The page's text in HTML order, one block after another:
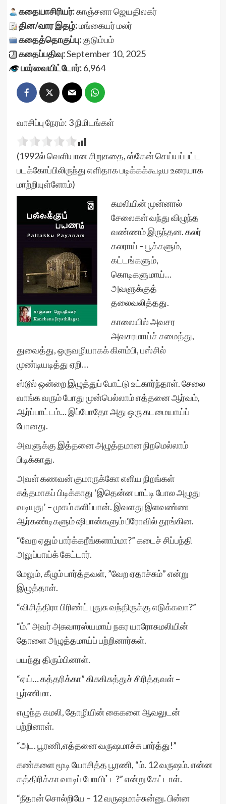
கதையாசிரியர்:காஞ்சனா ஜெயதிலகர்
தின/வார இதழ்:மங்கையர் மலர்
கதைத்தொகுப்பு:குடும்பம்
கதைப்பதிவு:September 10, 2025
பார்வையிட்டோர்:6,964
வாசிப்பு நேரம்: 3நிமிடங்கள்
(1992ல் வெளியான சிறுகதை, ஸ்கேன் செய்யப்பட்ட
படக்கோப்பிலிருந்து எளிதாக படிக்கக்கூடிய உரையாக
மாற்றியுள்ளோம்)
கமலியின் முன்னால்
சேலைகள் வந்து விழுந்த
வண்ணம் இருந்தன. கலர்
கலராய் – பூக்களும்,
கட்டங்களும்,
கொடிகளுமாய்…
அவளுக்குத்
தலைவலித்தது.
காலையில் அவசர
அவசரமாய்ச் சமைத்து,
துவைத்து, ஒருவழியாகக் கிளம்பி, பஸ்சில்
முண்டியடித்து ஏறி…
ஸ்டூல் ஒன்றை இழுத்துப் போட்டு உட்கார்ந்தாள். சேலை
வாங்க வரும் போது முன்பெல்லாம் எத்தனை ஆர்வம்,
ஆர்ப்பாட்டம்… இப்போதோ அது ஒரு கடமையாய்ப்
போனது.
அவளுக்கு இத்தனை அழுத்தமான நிறமெல்லாம்
பிடிக்காது.
அவள் கணவன் குமாருக்கோ எளிய நிறங்கள்
சுத்தமாகப் பிடிக்காது ‘இதென்ன பாட்டி போல அழுது
வடியுது’ – முகம் சுளிப்பான். இவளது இளவண்ண
ஆர்கண்டிகளும் ஷிபான்களும் பீரோவில் தூங்கின.
“வேற ஏதும் பார்க்கறீங்களாம்மா?” கடைச் சிப்பந்தி
அலுப்பாய்க் கேட்டார்.
மேலும், கீழும் பார்த்தவள், ”வேற ஏதாச்சும்” என்று
இழுத்தாள்.
“விசித்திரா பிரிண்ட் புதுசு வந்திருக்கு எடுக்கவா?”
“ம்.” அவர் அசுவாரஸ்யமாய் நகர யாரோசுமலியின்
தோளை அழுத்தமாய்ப் பற்றினார்கள்.
பயந்து திரும்பினாள்.
“ஏய்… கத்தரிக்கா” கிசுகிசுத்துச் சிரித்தவள் –
பூர்ணிமா.
எழுந்த கமலி, தோழியின் கைகளை ஆவலுடன்
பற்றினாள்.
“அட. பூரணி,எத்தனை வருஷமாச்சு பார்த்து!”
கண்களை மூடி யோசித்த பூரணி, “ம். 12 வருஷம். என்ன
கத்திரிக்கா வாடிப் போயிட்ட?” என்று கேட்டாள்.
“நீதான் சொல்றியே – 12 வருஷமாச்சுன்னு. பின்ன